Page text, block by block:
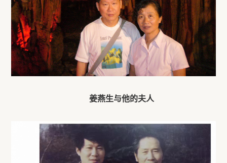
姜燕生与他的夫人